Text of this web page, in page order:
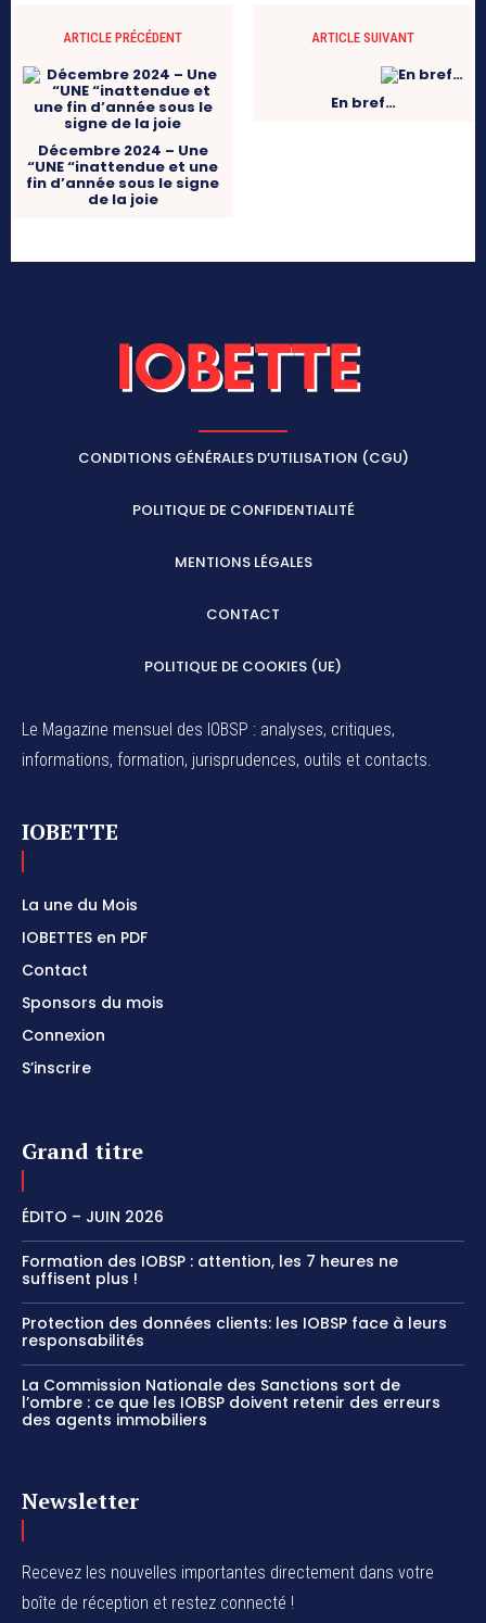
ARTICLE PRÉCÉDENT
Décembre 2024 – Une
“UNE “inattendue et une
fin d’année sous le signe
de la joie
ARTICLE SUIVANT
En bref…
CONDITIONS GÉNÉRALES D’UTILISATION (CGU)
POLITIQUE DE CONFIDENTIALITÉ
MENTIONS LÉGALES
CONTACT
POLITIQUE DE COOKIES (UE)
Le Magazine mensuel des IOBSP : analyses, critiques,
informations, formation, jurisprudences, outils et contacts.
IOBETTE
La une du Mois
IOBETTES en PDF
Contact
Sponsors du mois
Connexion
S’inscrire
Grand titre
ÉDITO – JUIN 2026
Formation des IOBSP : attention, les 7 heures ne
suffisent plus !
Protection des données clients: les IOBSP face à leurs
responsabilités
La Commission Nationale des Sanctions sort de
l’ombre : ce que les IOBSP doivent retenir des erreurs
des agents immobiliers
Newsletter
Recevez les nouvelles importantes directement dans votre
boîte de réception et restez connecté !